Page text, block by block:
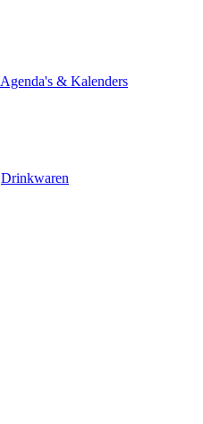
Agenda's & Kalenders
Drinkwaren